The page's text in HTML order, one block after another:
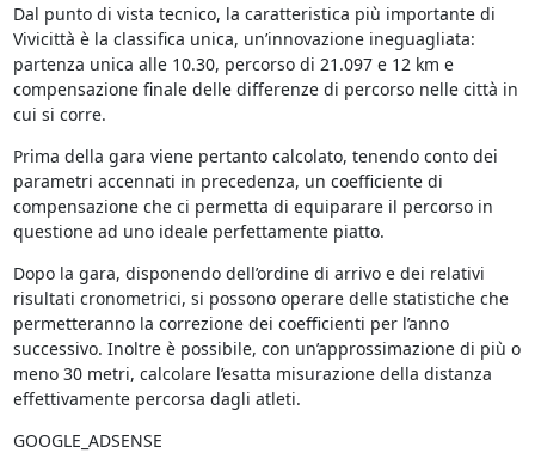
Dal punto di vista tecnico, la caratteristica più importante di
Vivicittà è la classifica unica, un’innovazione ineguagliata:
partenza unica alle 10.30, percorso di 21.097 e 12 km e
compensazione finale delle differenze di percorso nelle città in
cui si corre.
Prima della gara viene pertanto calcolato, tenendo conto dei
parametri accennati in precedenza, un coefficiente di
compensazione che ci permetta di equiparare il percorso in
questione ad uno ideale perfettamente piatto.
Dopo la gara, disponendo dell’ordine di arrivo e dei relativi
risultati cronometrici, si possono operare delle statistiche che
permetteranno la correzione dei coefficienti per l’anno
successivo. Inoltre è possibile, con un’approssimazione di più o
meno 30 metri, calcolare l’esatta misurazione della distanza
effettivamente percorsa dagli atleti.
GOOGLE_ADSENSE